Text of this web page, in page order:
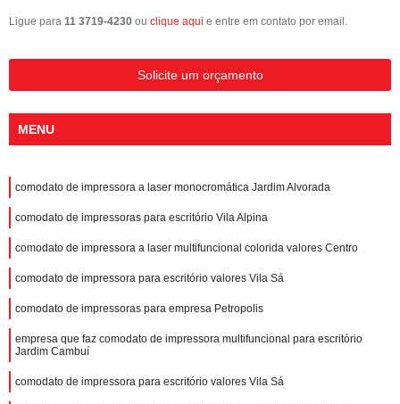
Ligue para 11 3719-4230 ou clique aqui e entre em contato por email.
Solicite um orçamento
MENU
comodato de impressora a laser monocromática Jardim Alvorada
comodato de impressoras para escritório Vila Alpina
comodato de impressora a laser multifuncional colorida valores Centro
comodato de impressora para escritório valores Vila Sá
comodato de impressoras para empresa Petropolis
empresa que faz comodato de impressora multifuncional para escritório
Jardim Cambuí
comodato de impressora para escritório valores Vila Sá